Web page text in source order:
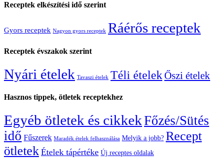
Receptek elkészítési idő szerint
Gyors receptek Nagyon gyors receptek Ráérős receptek
Receptek évszakok szerint
Nyári ételek Tavaszi ételek Téli ételekŐszi ételek
Hasznos tippek, ötletek receptekhez
Egyéb ötletek és cikkekFőzés/Sütés
idő Fűszerek Maradék ételek felhasználása Melyik a jobb? Recept
ötletek Ételek tápértéke Új receptes oldalak